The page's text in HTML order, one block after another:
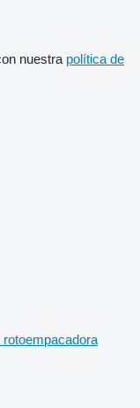
nuestra política de
rotoempacadora